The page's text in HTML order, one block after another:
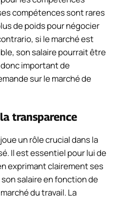
compétences sont rares
de poids pour négocier
si le marché est
son salaire pourrait être
important de
sur le marché de
transparence
un rôle crucial dans la
Il est essentiel pour lui de
exprimant clairement ses
salaire en fonction de
du travail. La